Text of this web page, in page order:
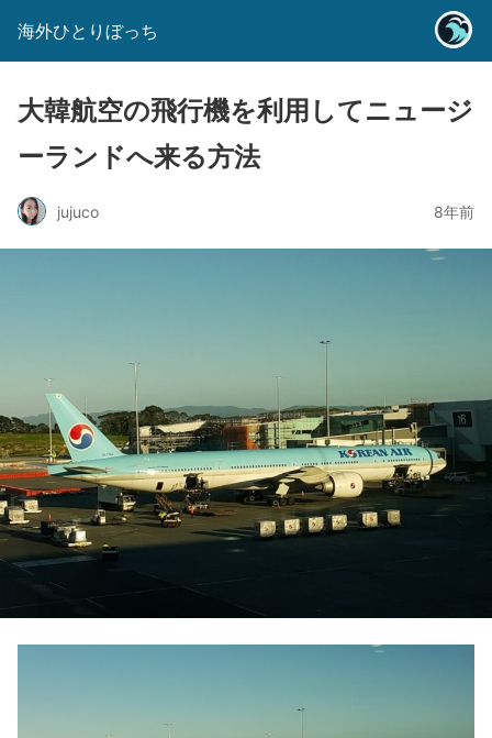
海外ひとりぼっち
大韓航空の飛行機を利用してニュージ
ーランドへ来る方法
jujuco 8年前